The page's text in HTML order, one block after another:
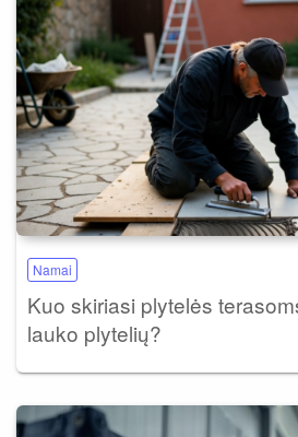
Namai
Kuo skiriasi plytelės
lauko plytelių?